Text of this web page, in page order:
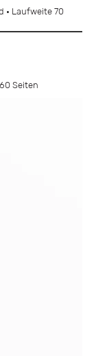
• Laufweite 70
Seiten